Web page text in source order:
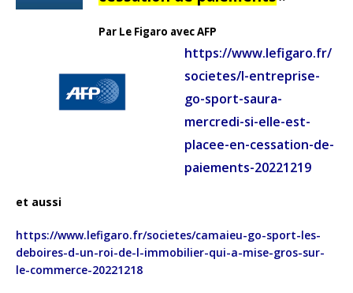
Par Le Figaro avec AFP
https://www.lefigaro.fr/
societes/l-entreprise-
go-sport-saura-
mercredi-si-elle-est-
placee-en-cessation-de-
paiements-20221219
et aussi
https://www.lefigaro.fr/societes/camaieu-go-sport-les-
deboires-d-un-roi-de-l-immobilier-qui-a-mise-gros-sur-
le-commerce-20221218